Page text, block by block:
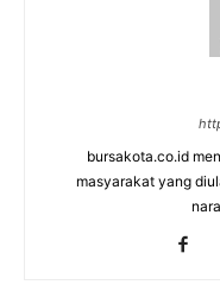
bursakota.co.id
masyarakat yang